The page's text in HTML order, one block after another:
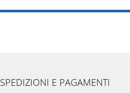
SPEDIZIONI E PAGAMENTI